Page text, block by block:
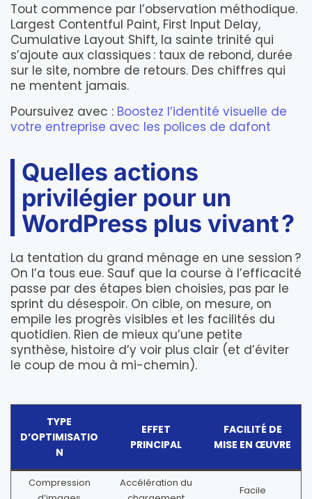
Tout commence par l’observation méthodique.
Largest Contentful Paint, First Input Delay,
Cumulative Layout Shift, la sainte trinité qui
s’ajoute aux classiques : taux de rebond, durée
sur le site, nombre de retours. Des chiffres qui
ne mentent jamais.
Poursuivez avec : Boostez l’identité visuelle de
votre entreprise avec les polices de dafont
Quelles actions
privilégier pour un
WordPress plus vivant ?
La tentation du grand ménage en une session ?
On l’a tous eue. Sauf que la course à l’efficacité
passe par des étapes bien choisies, pas par le
sprint du désespoir. On cible, on mesure, on
empile les progrès visibles et les facilités du
quotidien. Rien de mieux qu’une petite
synthèse, histoire d’y voir plus clair (et d’éviter
le coup de mou à mi-chemin).
TYPE
D’OPTIMISATIO
N
EFFET
PRINCIPAL
FACILITÉ DE
MISE EN ŒUVRE
Compression
Accélération du
Facile